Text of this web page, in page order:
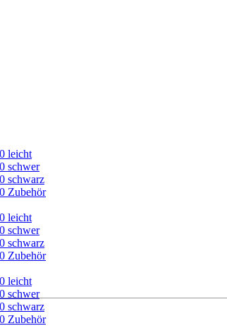
leicht
schwer
schwarz
Zubehör
leicht
schwer
schwarz
Zubehör
leicht
schwer
schwarz
Zubehör